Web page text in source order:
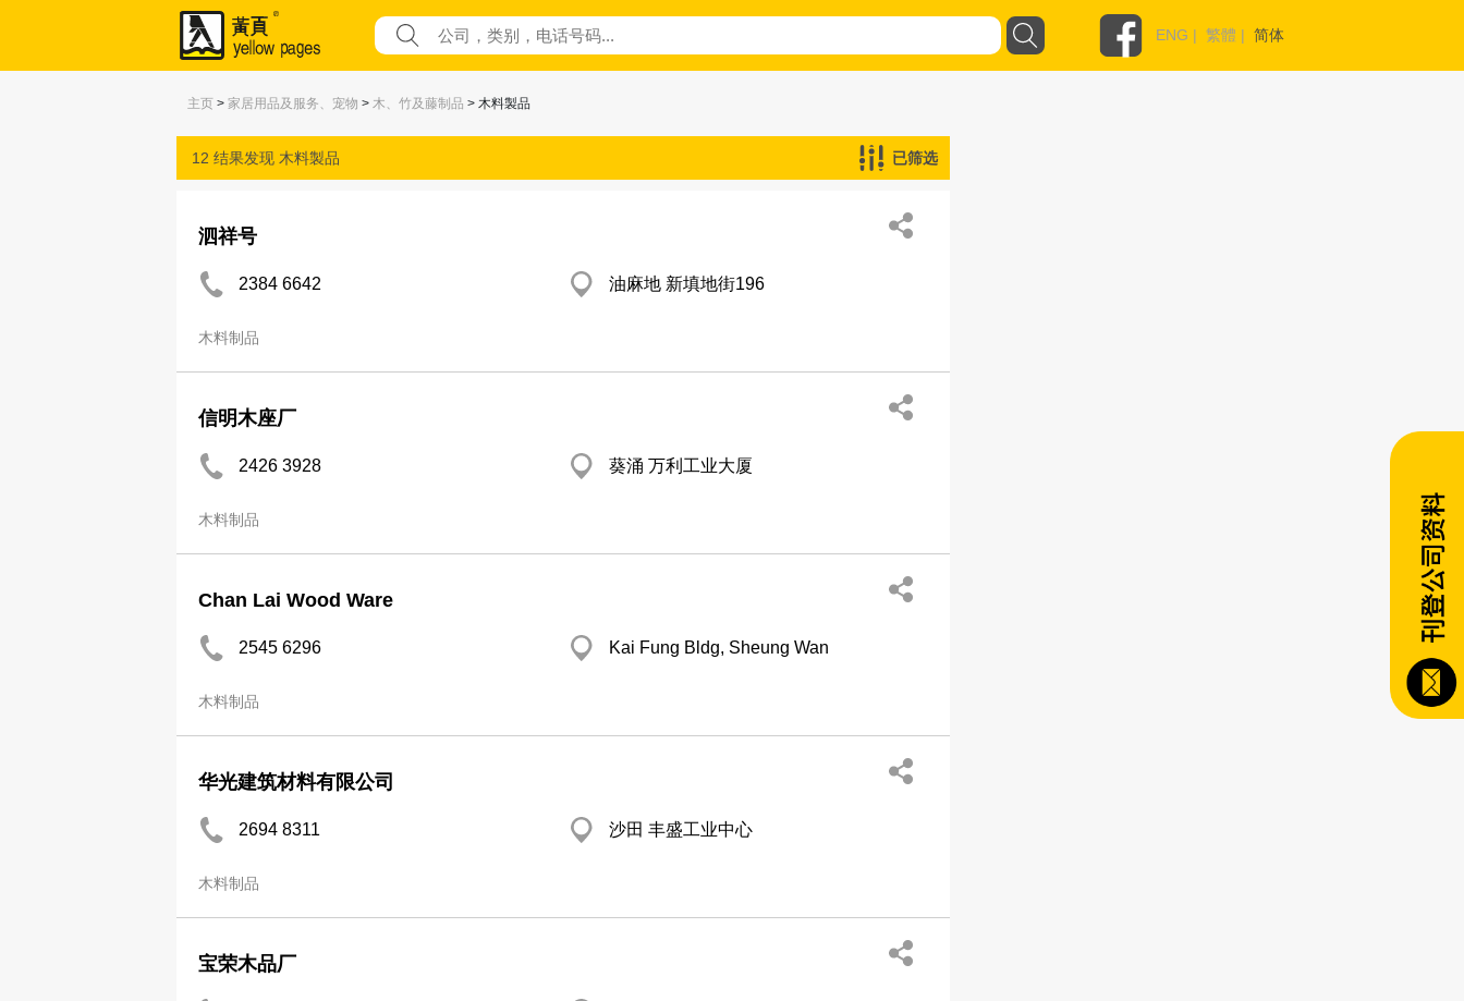
ENG | 繁體 | 简体
主页 > 家居用品及服务、宠物 > 木、竹及藤制品 > 木料製品
12 结果发现 木料製品 已筛选
泗祥号
2384 6642 油麻地 新填地街196
木料制品
信明木座厂
2426 3928 葵涌 万利工业大厦
木料制品
Chan Lai Wood Ware
2545 6296 Kai Fung Bldg, Sheung Wan
木料制品
华光建筑材料有限公司
2694 8311 沙田 丰盛工业中心
木料制品
宝荣木品厂